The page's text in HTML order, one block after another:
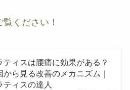
ください！
ティスは腰痛に効果がある？
から見る改善のメカニズム｜
ティスの達人